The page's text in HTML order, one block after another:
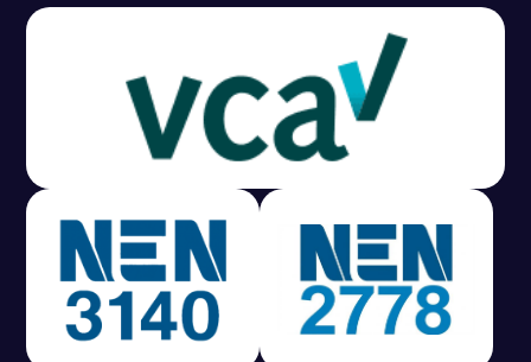
M
Gratis offerte in 24 uur
Geen lekkage? Geen betaling.
Vast tarief van € 395,- exc btw.
Rapport binnen 3 werkdagen.
100% RIsicovrij.
Vaak vergoed door verzekeraar.